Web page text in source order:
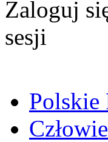
Zaloguj
sesji
Polskie